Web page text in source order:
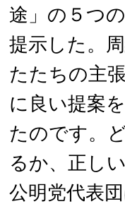
途」の５つ
提示した。
たたちの主
に良い提案
たのです。
るか、正し
公明党代表